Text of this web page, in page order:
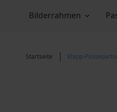
Bilderrahmen
Startseite Klapp-